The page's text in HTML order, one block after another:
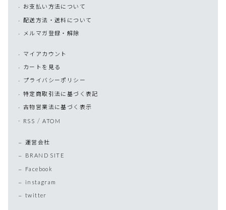
お支払い方法について
配送方法・送料について
メルマガ登録・解除
マイアカウント
カートを見る
プライバシーポリシー
特定商取引法に基づく表記
古物営業法に基づく表示
RSS /ATOM
運営会社
BRAND SITE
Facebook
instagram
twitter